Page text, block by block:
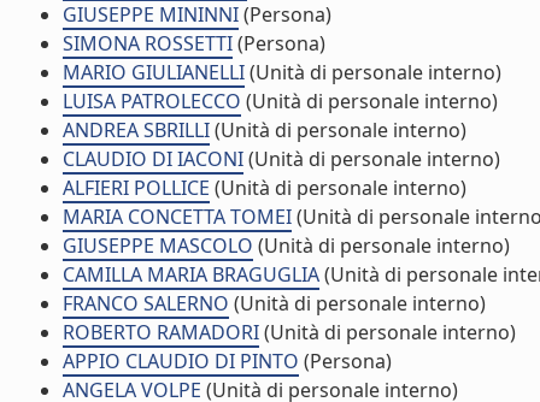
GIUSEPPE MININNI(Persona)
SIMONA ROSSETTI(Persona)
MARIO GIULIANELLI(Unità di personale interno)
LUISA PATROLECCO (Unità di personale interno)
ANDREA SBRILLI(Unità di personale interno)
CLAUDIO DI IACONI(Unità di personale interno)
ALFIERI POLLICE (Unità di personale interno)
MARIA CONCETTA TOMEI(Unità di personale
GIUSEPPE MASCOLO (Unità di personale interno)
CAMILLA MARIA BRAGUGLIA(Unità di personale
FRANCO SALERNO (Unità di personale interno)
ROBERTO RAMADORI(Unità di personale interno)
APPIO CLAUDIO DI PINTO (Persona)
ANGELA VOLPE (Unità di personale interno)